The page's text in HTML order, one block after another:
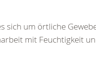
sich um örtliche
mit Feuchtigkeit